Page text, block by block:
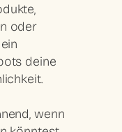
,
oder
deine
.
wenn